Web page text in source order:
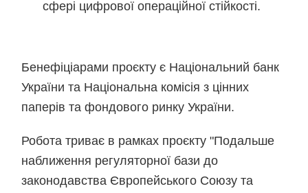
сфері цифрової операційної стійкості.
Бенефіціарами проєкту є Національний банк
України та Національна комісія з цінних
паперів та фондового ринку України.
Робота триває в рамках проєкту "Подальше
наближення регуляторної бази до
законодавства Європейського Союзу та